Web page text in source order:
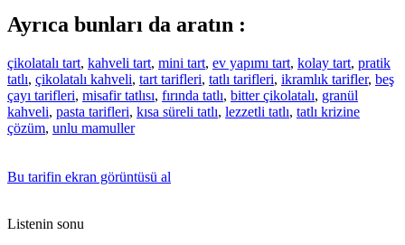
Ayrıca bunları da aratın :
çikolatalı tart, kahveli tart, mini tart, ev yapımı tart, kolay tart, pratik
tatlı, çikolatalı kahveli, tart tarifleri, tatlı tarifleri, ikramlık tarifler, beş
çayı tarifleri, misafir tatlısı, fırında tatlı, bitter çikolatalı, granül
kahveli, pasta tarifleri, kısa süreli tatlı, lezzetli tatlı, tatlı krizine
çözüm, unlu mamuller
Bu tarifin ekran görüntüsü al
Listenin sonu